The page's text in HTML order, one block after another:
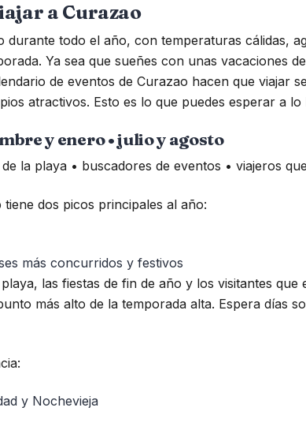
a Curazao
durante todo el año, con temperaturas cálidas,
Ya sea que sueñes con unas vacaciones
de eventos de Curazao hacen que viajar
atractivos. Esto es lo que puedes esperar a lo
y enero • julio y agosto
la playa • buscadores de eventos • viajeros
dos picos principales al año:
más concurridos y festivos
las fiestas de fin de año y los visitantes
más alto de la temporada alta. Espera días
y Nochevieja